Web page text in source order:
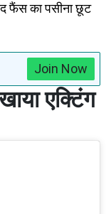
फैंस का पसीना छूट
Join Now
एक्टिंग